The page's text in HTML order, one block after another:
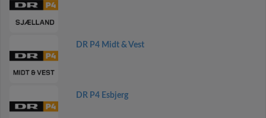
DR P4 Midt & Vest
DR P4 Esbjerg